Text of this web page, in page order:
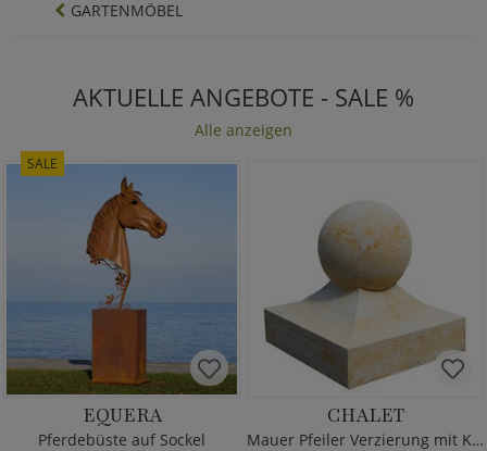
GARTENMÖBEL
AKTUELLE ANGEBOTE - SALE %
Alle anzeigen
SALE
EQUERA
Pferdebüste auf Sockel
CHALET
Mauer Pfeiler Verzierung mit Kugel